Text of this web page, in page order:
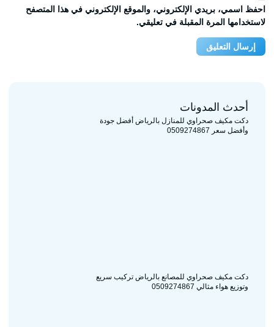
احفظ اسمي، بريدي الإلكتروني، والموقع الإلكتروني في هذا المتصفح
لاستخدامها المرة المقبلة في تعليقي.
أحدث المدونات
دكت مكيف صحراوي للمنازل بالرياض أفضل جودة
وأفضل سعر 0509274867
دكت مكيف صحراوي للمصانع بالرياض تركيب سريع
وتوزيع هواء مثالي 0509274867